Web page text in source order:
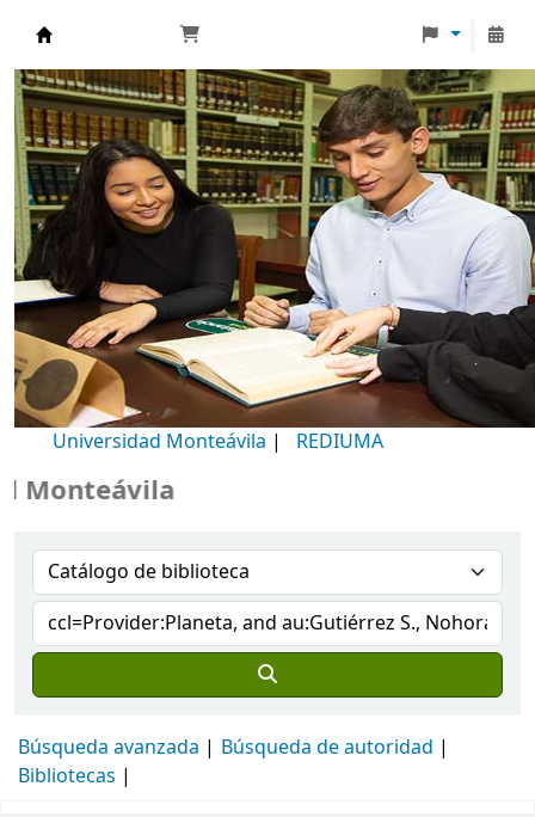
Biblioteca Universidad Monteávila
Universidad Monteávila | REDIUMA
Búsqueda avanzada
Búsqueda de autoridad
Bibliotecas